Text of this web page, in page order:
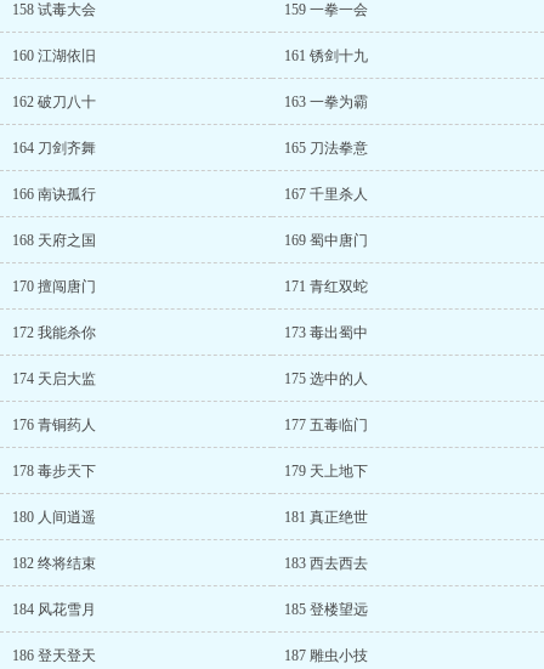
158 试毒大会 159 一拳一会
160 江湖依旧 161 锈剑十九
162 破刀八十 163 一拳为霸
164 刀剑齐舞 165 刀法拳意
166 南诀孤行 167 千里杀人
168 天府之国 169 蜀中唐门
170 擅闯唐门 171 青红双蛇
172 我能杀你 173 毒出蜀中
174 天启大监 175 选中的人
176 青铜药人 177 五毒临门
178 毒步天下 179 天上地下
180 人间逍遥 181 真正绝世
182 终将结束 183 西去西去
184 风花雪月 185 登楼望远
186 登天登天 187 雕虫小技